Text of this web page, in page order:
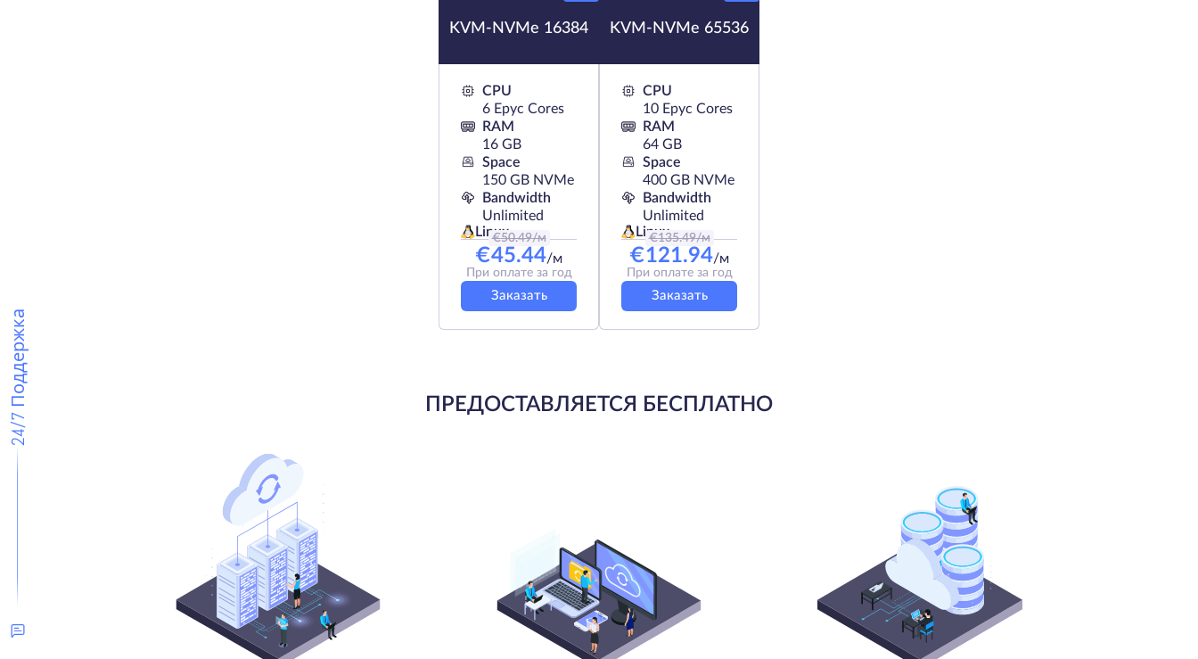
24/7 Поддержка
KVM-NVMe 16384
CPU
6 Epyc Cores
RAM
16 GB
Space
150 GB NVMe
Bandwidth
Unlimited
Linux
€50.49/м
€45.44/м
При оплате за год
Заказать
KVM-NVMe 65536
CPU
10 Epyc Cores
RAM
64 GB
Space
400 GB NVMe
Bandwidth
Unlimited
Linux
€135.49/м
€121.94/м
При оплате за год
Заказать
ПРЕДОСТАВЛЯЕТСЯ БЕСПЛАТНО